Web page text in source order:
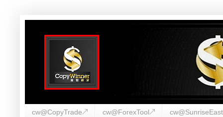
cw@CopyTrade↗ cw@ForexTool↗